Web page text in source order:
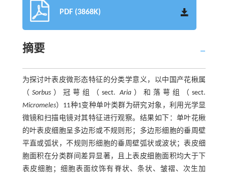
PDF (3868K)
摘要
为探讨叶表皮微形态特征的分类学意义，以中国产花楸属
（ Sorbus）冠萼组（sect.Aria ）和落萼组（sect.
Micromeles）11种1变种单叶类群为研究对象，利用光学显
微镜和扫描电镜对其特征进行观察。结果如下：单叶花楸
的叶表皮细胞呈多边形或不规则形；多边形细胞的垂周壁
平直或弧状，不规则形细胞的垂周壁弧状或波状；表皮细
胞面积在分类群间差异显著，且上表皮细胞面积均大于下
表皮细胞；细胞表面纹饰有脊状、条状、皱褶、次生加